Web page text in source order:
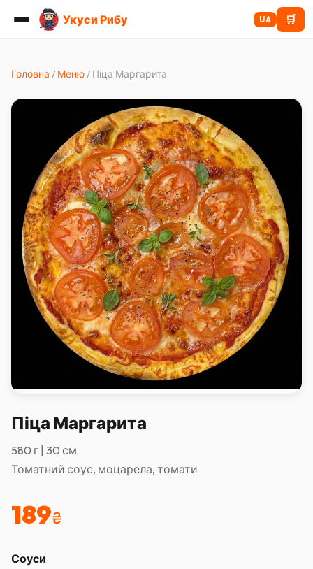
Укуси Рибу UA 🛒
Головна / Меню/ Піца Маргарита
Піца Маргарита
580 г | 30 см
Томатний соус, моцарела, томати
189₴
Соуси